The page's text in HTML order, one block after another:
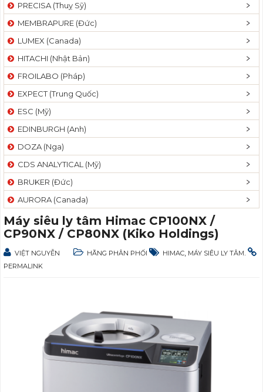
PRECISA (Thuỵ Sỹ)
MEMBRAPURE (Đức)
LUMEX (Canada)
HITACHI (Nhật Bản)
FROILABO (Pháp)
EXPECT (Trung Quốc)
ESC (Mỹ)
EDINBURGH (Anh)
DOZA (Nga)
CDS ANALYTICAL (Mỹ)
BRUKER (Đức)
AURORA (Canada)
Máy siêu ly tâm Himac CP100NX /
CP90NX / CP80NX (Kiko Holdings)
VIỆT NGUYỄN HÃNG PHÂN PHỐI HIMAC MÁY SIÊU LY TÂM
PERMALINK